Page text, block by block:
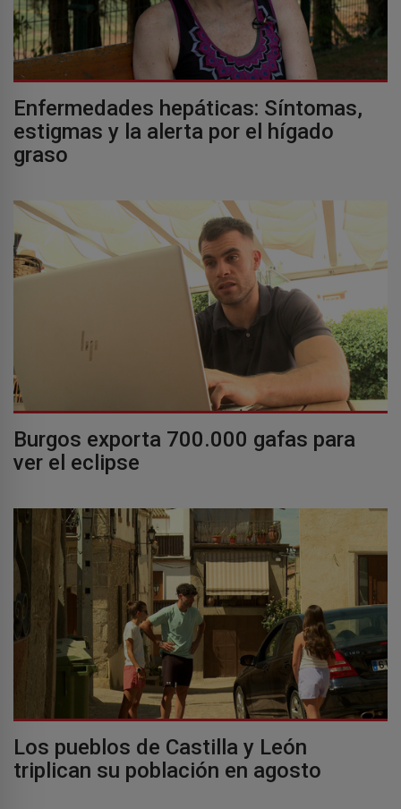
Enfermedades hepáticas: Síntomas,
estigmas y la alerta por el hígado
graso
Burgos exporta 700.000 gafas para
ver el eclipse
Los pueblos de Castilla y León
triplican su población en agosto